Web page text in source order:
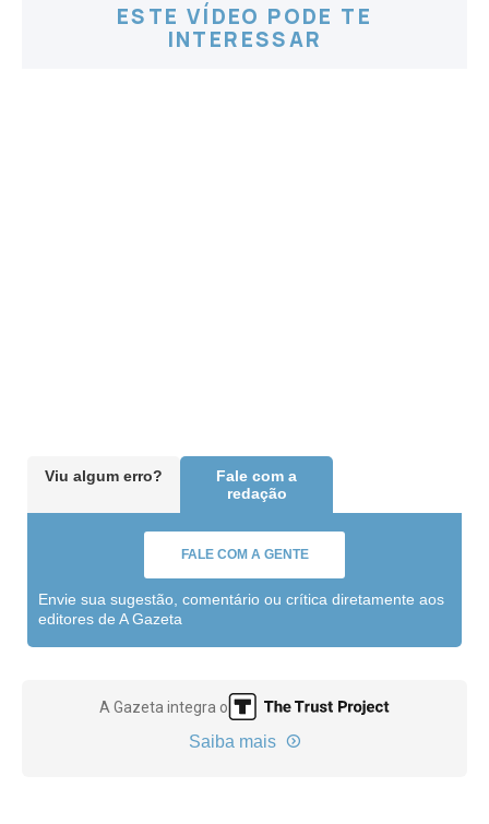
ESTE VÍDEO PODE TE
INTERESSAR
Viu algum erro?
Fale com a
redação
FALE COM A GENTE
Envie sua sugestão, comentário ou crítica diretamente aos
editores de A Gazeta
A Gazeta integra o
Saiba mais